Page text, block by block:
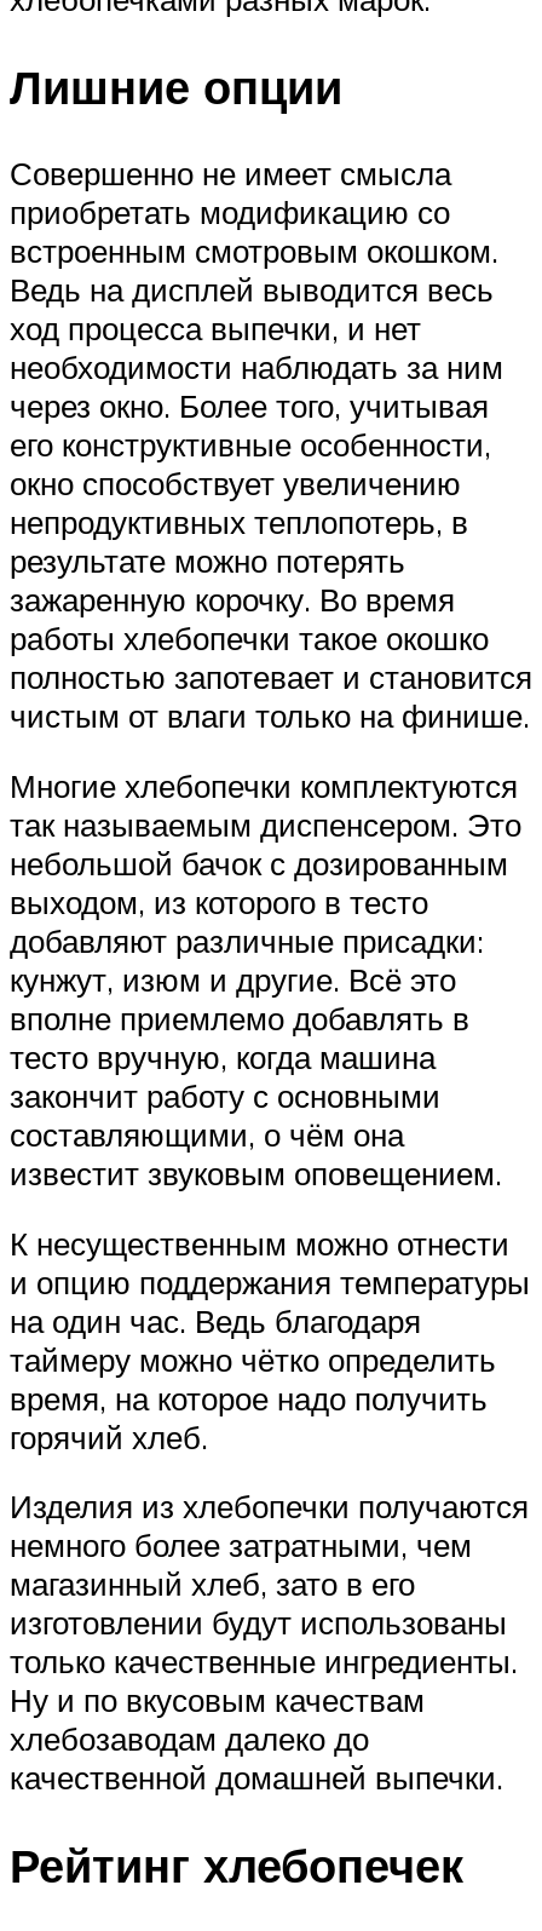
Лишние опции
Совершенно не имеет смысла
приобретать модификацию со
встроенным смотровым окошком.
Ведь на дисплей выводится весь
ход процесса выпечки, и нет
необходимости наблюдать за ним
через окно. Более того, учитывая
его конструктивные особенности,
окно способствует увеличению
непродуктивных теплопотерь, в
результате можно потерять
зажаренную корочку. Во время
работы хлебопечки такое окошко
полностью запотевает и становится
чистым от влаги только на финише.
Многие хлебопечки комплектуются
так называемым диспенсером. Это
небольшой бачок с дозированным
выходом, из которого в тесто
добавляют различные присадки:
кунжут, изюм и другие. Всё это
вполне приемлемо добавлять в
тесто вручную, когда машина
закончит работу с основными
составляющими, о чём она
известит звуковым оповещением.
К несущественным можно отнести
и опцию поддержания температуры
на один час. Ведь благодаря
таймеру можно чётко определить
время, на которое надо получить
горячий хлеб.
Изделия из хлебопечки получаются
немного более затратными, чем
магазинный хлеб, зато в его
изготовлении будут использованы
только качественные ингредиенты.
Ну и по вкусовым качествам
хлебозаводам далеко до
качественной домашней выпечки.
Рейтинг хлебопечек